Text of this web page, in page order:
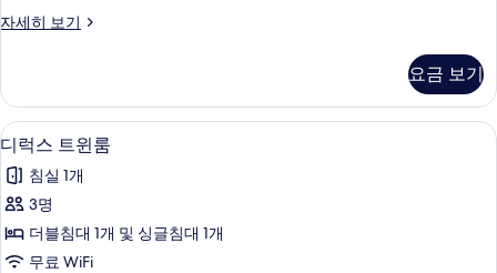
룸
진
모
두
보
기
자세히 보기
디
리
플
룸
자
세
히
기
요금 보기
디
럭
스
트
윈
디럭스 트윈룸 | 책상, 다리미/다리미판
9
디럭스 트윈룸
침실 1개
3명
더블침대 1개 및 싱글침대 1개
무료 WiFi